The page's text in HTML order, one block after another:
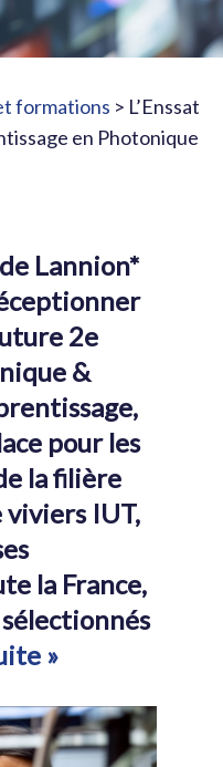
formations > L’Enssat
en Photonique
Lannion*
2e
&
pour les
la filière
viviers IUT,
la France,
»